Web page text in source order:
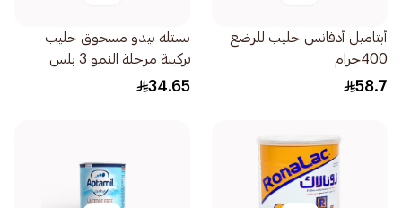
أبتاميل أدفانس حليب للرضع
400جرام
58.7
نستله نيدو مسحوق حليب
تركيبة مرحلة النمو 3 بلس
للأطفال 400جرام
34.65